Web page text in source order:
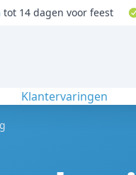
tot 14 dagen voor feest
Klantervaringen